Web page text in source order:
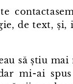
de text, și,
să știu
mi⁠-⁠ai